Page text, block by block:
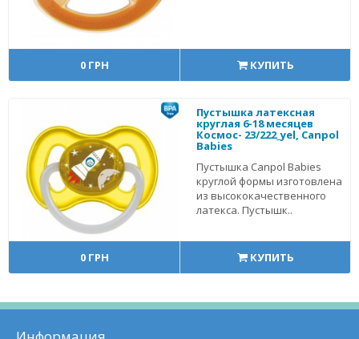
0 ГРН КУПИТЬ
Пустышка латексная
круглая 6-18 месяцев
Космос- 23/222_yel, Canpol
Babies
Пустышка Canpol Babies
круглой формы изготовлена
из высококачественного
латекса. Пустышк..
0 ГРН КУПИТЬ